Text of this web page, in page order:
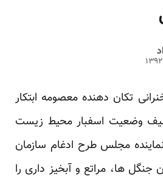
تکان دهنده معصومه ابتکار
وضعیت اسفبار محیط زیست
نگذشته که ۶۳ نماینده مجلس طرح ادغام سازمان
ها، مراتع و آبخیز داری را